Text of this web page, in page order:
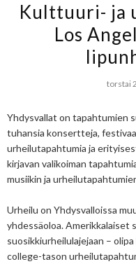
Kulttuuri- ja
Los
torstai
Yhdysvallat on tapahtumien
tuhansia konsertteja,
urheilutapahtumia ja
kirjavan valikoiman
musiikin ja
Urheilu on Yhdysvalloissa
yhdessäoloa. Amerikkalaiset
suosikkiurheilulajejaan –
college-tason